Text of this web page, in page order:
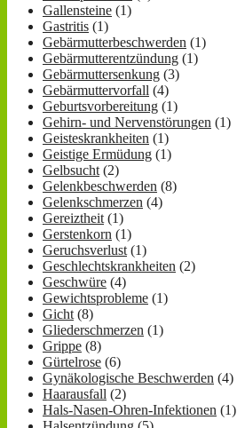
Gallensteine (1)
Gastritis (1)
Gebärmutterbeschwerden (1)
Gebärmutterentzündung (1)
Gebärmuttersenkung (3)
Gebärmuttervorfall (4)
Geburtsvorbereitung (1)
Gehirn- und Nervenstörungen (1)
Geisteskrankheiten (1)
Geistige Ermüdung (1)
Gelbsucht (2)
Gelenkbeschwerden (8)
Gelenkschmerzen (4)
Gereiztheit (1)
Gerstenkorn (1)
Geruchsverlust (1)
Geschlechtskrankheiten (2)
Geschwüre (4)
Gewichtsprobleme (1)
Gicht (8)
Gliederschmerzen (1)
Grippe (8)
Gürtelrose (6)
Gynäkologische Beschwerden (4)
Haarausfall (2)
Hals-Nasen-Ohren-Infektionen (1)